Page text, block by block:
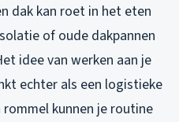
dak kan roet in het eten
of oude dakpannen
idee van werken aan je
echter als een logistieke
kunnen je routine